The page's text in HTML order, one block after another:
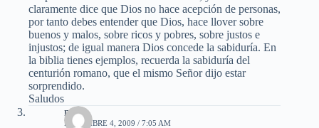
claramente dice que Dios no hace acepción de personas,
por tanto debes entender que Dios, hace llover sobre
buenos y malos, sobre ricos y pobres, sobre justos e
injustos; de igual manera Dios concede la sabiduría. En
la biblia tienes ejemplos, recuerda la sabiduría del
centurión romano, que el mismo Señor dijo estar
sorprendido.
Saludos
mael
DICIEMBRE 4, 2009 / 7:05 AM